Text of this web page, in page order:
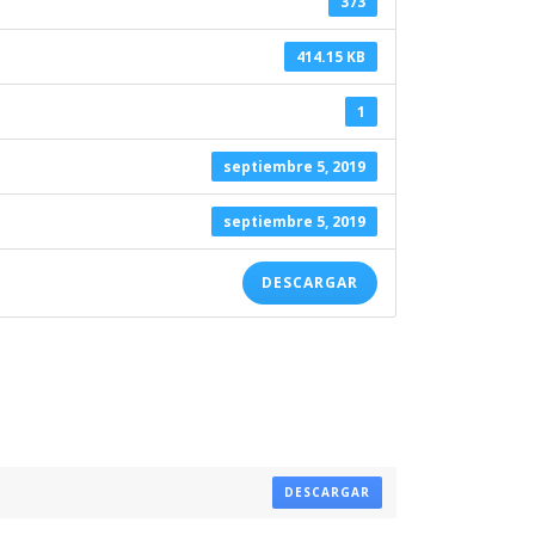
414.15 KB
1
septiembre 5, 2019
septiembre 5, 2019
DESCARGAR
DESCARGAR